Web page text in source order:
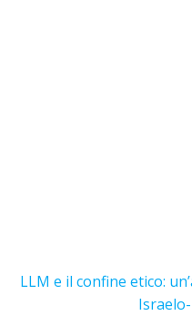
LLM e il confine etico: